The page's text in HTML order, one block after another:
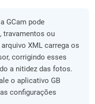
GCam pode
travamentos ou
XML carrega os
corrigindo esses
a nitidez das fotos.
o aplicativo GB
configurações